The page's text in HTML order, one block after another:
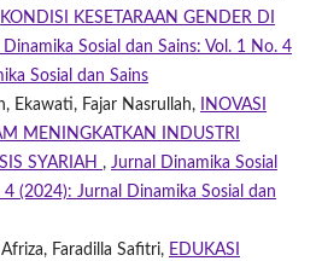
KONDISI KESETARAAN GENDER DI
Sosial dan Sains: Vol. 1 No. 4
Sosial dan Sains
Ekawati, Fajar Nasrullah,
INOVASI
MENINGKATKAN INDUSTRI
SYARIAH , Jurnal Dinamika Sosial
4 (2024): Jurnal Dinamika Sosial dan
Faradilla Safitri, EDUKASI